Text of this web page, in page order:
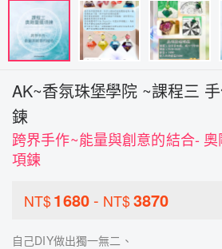
AK~香氛珠堡學院 ~課程三
鍊
跨界手作~能量與創意的結合-
項鍊
NT$1680 - NT$3870
自己DIY做出獨一無二、